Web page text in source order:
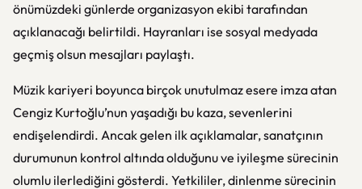
önümüzdeki günlerde organizasyon ekibi tarafından
açıklanacağı belirtildi. Hayranları ise sosyal medyada
geçmiş olsun mesajları paylaştı.
Müzik kariyeri boyunca birçok unutulmaz esere imza atan
Cengiz Kurtoğlu’nun yaşadığı bu kaza, sevenlerini
endişelendirdi. Ancak gelen ilk açıklamalar, sanatçının
durumunun kontrol altında olduğunu ve iyileşme sürecinin
olumlu ilerlediğini gösterdi. Yetkililer, dinlenme sürecinin